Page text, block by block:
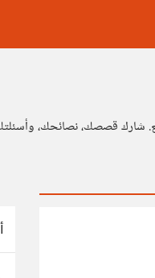
شارك قصصك، نصائحك،